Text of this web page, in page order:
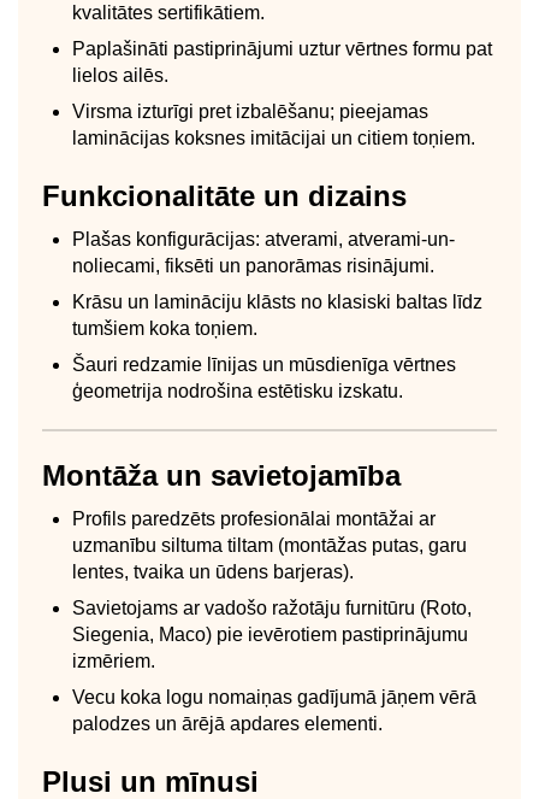
kvalitātes sertifikātiem.
Paplašināti pastiprinājumi uztur vērtnes formu pat
lielos ailēs.
Virsma izturīgi pret izbalēšanu; pieejamas
laminācijas koksnes imitācijai un citiem toņiem.
Funkcionalitāte un dizains
Plašas konfigurācijas: atverami, atverami-un-
noliecami, fiksēti un panorāmas risinājumi.
Krāsu un lamināciju klāsts no klasiski baltas līdz
tumšiem koka toņiem.
Šauri redzamie līnijas un mūsdienīga vērtnes
ģeometrija nodrošina estētisku izskatu.
Montāža un savietojamība
Profils paredzēts profesionālai montāžai ar
uzmanību siltuma tiltam (montāžas putas, garu
lentes, tvaika un ūdens barjeras).
Savietojams ar vadošo ražotāju furnitūru (Roto,
Siegenia, Maco) pie ievērotiem pastiprinājumu
izmēriem.
Vecu koka logu nomaiņas gadījumā jāņem vērā
palodzes un ārējā apdares elementi.
Plusi un mīnusi